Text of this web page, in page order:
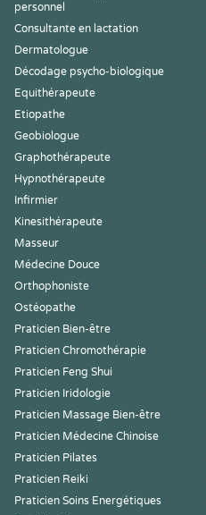
personnel
Consultante en lactation
Dermatologue
Décodage psycho-biologique
Equithérapeute
Etiopathe
Geobiologue
Graphothérapeute
Hypnothérapeute
Infirmier
Kinesithérapeute
Masseur
Médecine Douce
Orthophoniste
Ostéopathe
Praticien Bien-être
Praticien Chromothérapie
Praticien Feng Shui
Praticien Iridologie
Praticien Massage Bien-être
Praticien Médecine Chinoise
Praticien Pilates
Praticien Reiki
Praticien Soins Energétiques